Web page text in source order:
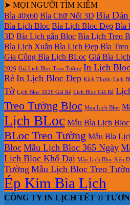
➤ MỌI NGƯỜI TÌM KIẾM
Bìa 40x60 Bìa Chữ Nổi 3D Bìa
Bìa Lịch Bloc Bìa Lịch Bloc Đẹp Bìa
3D Bìa Lịch gắn Bloc Bìa Lịch Treo
Bìa Lịch Xuân Bìa Lịch Đẹp Bìa
Gia Công Bìa Lịch BLoc Giá Bìa
2026 Giá Lịch Bloc Treo Tường In Lịch
Rẻ In Lịch Bloc Đẹp Kích Thước Lịch
Tờ Lịch Bloc 2026 Giá Rẻ Lịch Bloc Giá Rẻ
Treo Tường Bloc Mua Lich Bloc
Lịch BLoc Mẫu Bìa Lịch
BLoc Treo Tường Mẫu Bìa
Bloc Mẫu Lịch Bloc 365 Ngày
Lịch Bloc Khổ Đại Mẫu Lịch Bloc Siêu
Tường Mẫu Lịch Bloc Treo
Ép Kim Bìa Lịch
CÔNG TY IN LỊCH TẾT ©